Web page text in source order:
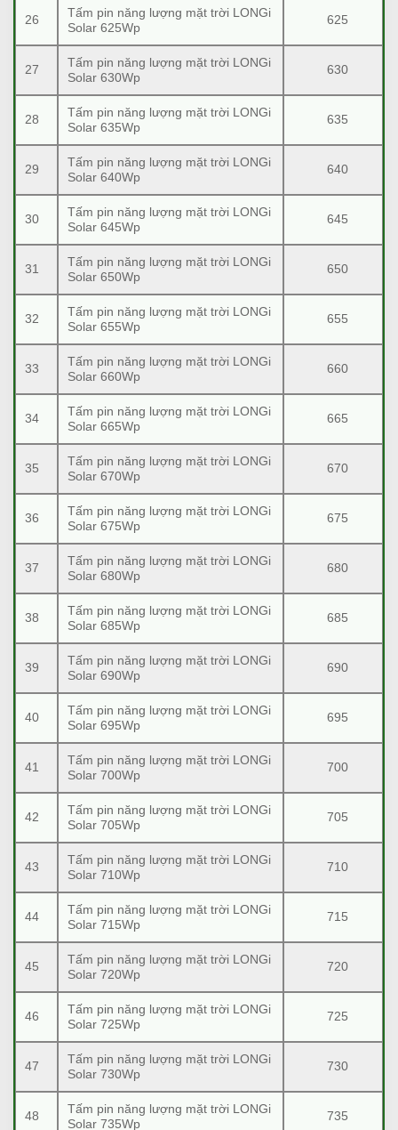
26
Tấm pin năng lượng mặt trời LONGi
Solar 625Wp
625
27
Tấm pin năng lượng mặt trời LONGi
Solar 630Wp
630
28
Tấm pin năng lượng mặt trời LONGi
Solar 635Wp
635
29
Tấm pin năng lượng mặt trời LONGi
Solar 640Wp
640
30
Tấm pin năng lượng mặt trời LONGi
Solar 645Wp
645
31
Tấm pin năng lượng mặt trời LONGi
Solar 650Wp
650
32
Tấm pin năng lượng mặt trời LONGi
Solar 655Wp
655
33
Tấm pin năng lượng mặt trời LONGi
Solar 660Wp
660
34
Tấm pin năng lượng mặt trời LONGi
Solar 665Wp
665
35
Tấm pin năng lượng mặt trời LONGi
Solar 670Wp
670
36
Tấm pin năng lượng mặt trời LONGi
Solar 675Wp
675
37
Tấm pin năng lượng mặt trời LONGi
Solar 680Wp
680
38
Tấm pin năng lượng mặt trời LONGi
Solar 685Wp
685
39
Tấm pin năng lượng mặt trời LONGi
Solar 690Wp
690
40
Tấm pin năng lượng mặt trời LONGi
Solar 695Wp
695
41
Tấm pin năng lượng mặt trời LONGi
Solar 700Wp
700
42
Tấm pin năng lượng mặt trời LONGi
Solar 705Wp
705
43
Tấm pin năng lượng mặt trời LONGi
Solar 710Wp
710
44
Tấm pin năng lượng mặt trời LONGi
Solar 715Wp
715
45
Tấm pin năng lượng mặt trời LONGi
Solar 720Wp
720
46
Tấm pin năng lượng mặt trời LONGi
Solar 725Wp
725
47
Tấm pin năng lượng mặt trời LONGi
Solar 730Wp
730
48
Tấm pin năng lượng mặt trời LONGi
Solar 735Wp
735